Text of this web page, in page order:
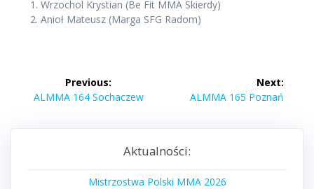
1. Wrzochol Krystian (Be Fit MMA Skierdy)
2. Anioł Mateusz (Marga SFG Radom)
Nawigacja
wpisu
Previous:
Previous
ALMMA 164 Sochaczew
Next:
Next
ALMMA 165 Poznań
Aktualności:
Mistrzostwa Polski MMA 2026